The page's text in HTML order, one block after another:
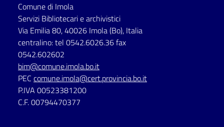
Comune di Imola
Servizi Bibliotecari e archivistici
Via Emilia 80, 40026 Imola (Bo), Italia
centralino: tel 0542.6026.36 fax
0542.602602
bim@comune.imola.bo.it
PEC comune.imola@cert.provincia.bo.it
P.IVA 00523381200
C.F. 00794470377